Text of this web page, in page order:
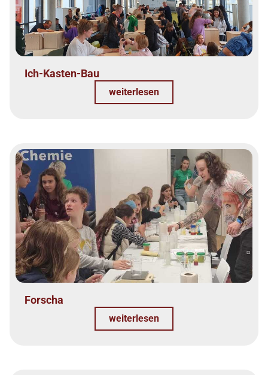
Ich-Kasten-Bau
weiterlesen
Forscha
weiterlesen